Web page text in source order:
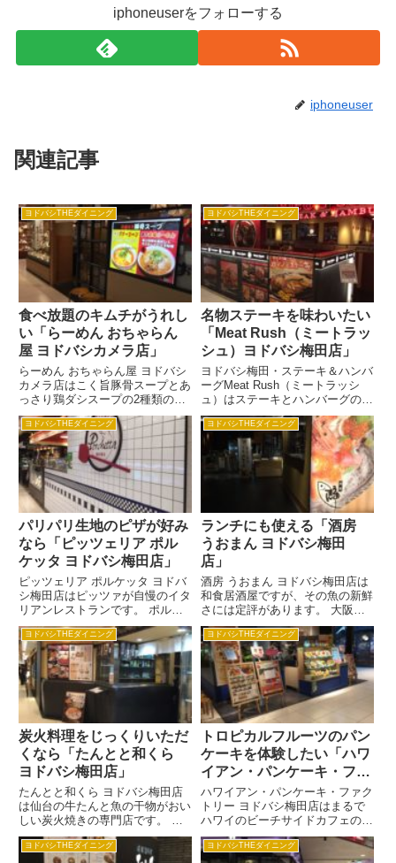
iphoneuserをフォローする
iphoneuser
関連記事
ヨドバシTHEダイニング
食べ放題のキムチがうれし
い「らーめん おちゃらん
屋 ヨドバシカメラ店」
らーめん おちゃらん屋 ヨドバシ
カメラ店はこく旨豚骨スープとあ
っさり鶏ダシスープの2種類のス
ープをベースに、調味料にフラン
ス産海水塩、内モンゴル産しょう
油、小豆島しょう油など産地にま
でこだわって、スープにした個性
派のラーメン店です。 ラーメ...
ヨドバシTHEダイニング
名物ステーキを味わいたい
「Meat Rush（ミートラッ
シュ）ヨドバシ梅田店」
ヨドバシ梅田・ステーキ＆ハンバ
ーグMeat Rush（ミートラッシ
ュ）はステーキとハンバーグのお
店です。 アツアツの鉄板に乗っ
て出てくるので、ボリュームいっ
ぱいのお肉でもついついペロッと
おいしくいただけます。 ソース
も17種類もあり、いろん...
ヨドバシTHEダイニング
パリパリ生地のピザが好み
なら「ピッツェリア ポル
ケッタ ヨドバシ梅田店」
ピッツェリア ポルケッタ ヨドバ
シ梅田店はピッツァが自慢のイタ
リアンレストランです。 ポルケ
ッタのピッツァはイタリア産の
「サッコロッソ」という小麦粉に
こだわり、薄焼きのぱりぱりとし
た食べやすいローマタイプで作っ
ています。 イタリア料理でお
な...
ヨドバシTHEダイニング
ランチにも使える「酒房
うおまん ヨドバシ梅田
店」
酒房 うおまん ヨドバシ梅田店は
和食居酒屋ですが、その魚の新鮮
さには定評があります。 大阪市
中央卸売市場より選び抜いた魚を
中心に、食材担当者が様々な漁港
や市場に実際に足を運んで目利き
した魚を仕入れているため、いつ
でもおいしい魚をいただくこと...
ヨドバシTHEダイニング
炭火料理をじっくりいただ
くなら「たんとと和くら
ヨドバシ梅田店」
たんとと和くら ヨドバシ梅田店
は仙台の牛たんと魚の干物がおい
しい炭火焼きの専門店です。 炭
火で焼き上げる「牛たん」がなん
といっても名物です。 また、真
ヨドバシTHEダイニング
トロピカルフルーツのパン
ケーキを体験したい「ハワ
イアン・パンケーキ・ファ
クトリー ヨドバシ梅田
店」
ハワイアン・パンケーキ・ファク
トリー ヨドバシ梅田店はまるで
ハワイのビーチサイドカフェのよ
うなハワイアンな雰囲気の中で、
ハワイアンパンケーキとコナブレ
ヨドバシTHEダイニング ヨドバシTHEダイニング